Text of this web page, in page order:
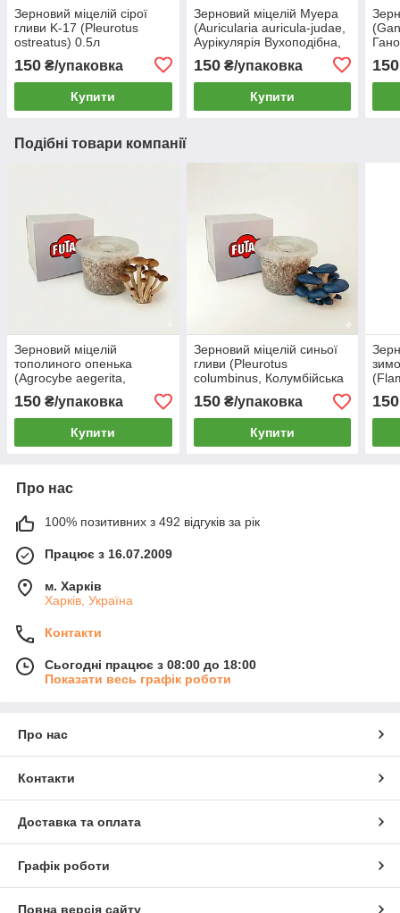
Зерновий міцелій сірої
гливи K-17 (Pleurotus
ostreatus) 0.5л
150 ₴/упаковка
Купити
Зерновий міцелій Муера
(Auricularia auricula-judae,
Аурікулярія Вухоподібна,
гриб, Деревне вухо) 0,5 л
150₴/упаковка
Купити
150
Подібні товари компанії
Зерновий міцелій
тополиного опенька
(Agrocybe aegerita,
Агроцибе) 0.5 л
150 ₴/упаковка
Купити
Зерновий міцелій синьої
гливи (Pleurotus
columbinus, Колумбійська
глива, Глива синя
панчоха) 0.5 л
150₴/упаковка
Купити
150
Про нас
100% позитивних з 492 відгуків за рік
Працює з 16.07.2009
м. Харків
Харків, Україна
Контакти
Сьогодні працює з 08:00 до 18:00
Показати весь графік роботи
Про нас
Контакти
Доставка та оплата
Графік роботи
Повна версія сайту